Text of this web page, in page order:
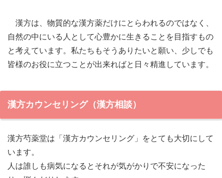
漢方は、物質的な漢方薬だけにとらわれるのではなく、
自然の中にいる人として心豊かに生きることを目指すもの
と考えています。私たちもそうありたいと願い、少しでも
皆様のお役に立つことが出来ればと日々精進しています。
漢方カウンセリング（漢方相談）
漢方芍薬堂は「漢方カウンセリング」をとても大切にして
います。
人は誰しも病気になるとそれが気がかりで不安になった